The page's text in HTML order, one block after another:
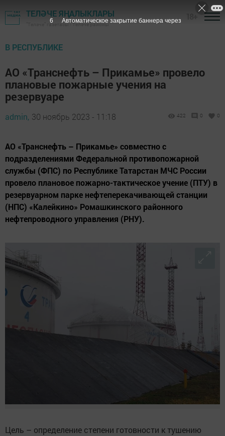
ТЕЛӘЧЕ ЯҢАЛЫКЛАРЫ
"Теләче" газетасы - Теләче районы
В РЕСПУБЛИКЕ
АО «Транснефть – Прикамье» провело
плановые пожарные учения на
резервуаре
admin, 30 ноябрь 2023 - 11:18 422 0 0
АО «Транснефть – Прикамье» совместно с
подразделениями Федеральной противопожарной
службы (ФПС) по Республике Татарстан МЧС России
провело плановое пожарно-тактическое учение (ПТУ) в
резервуарном парке нефтеперекачивающей станции
(НПС) «Калейкино» Ромашкинского районного
нефтепроводного управления (РНУ).
Цель – определение степени готовности к тушению
5 Автоматическое закрытие баннера через